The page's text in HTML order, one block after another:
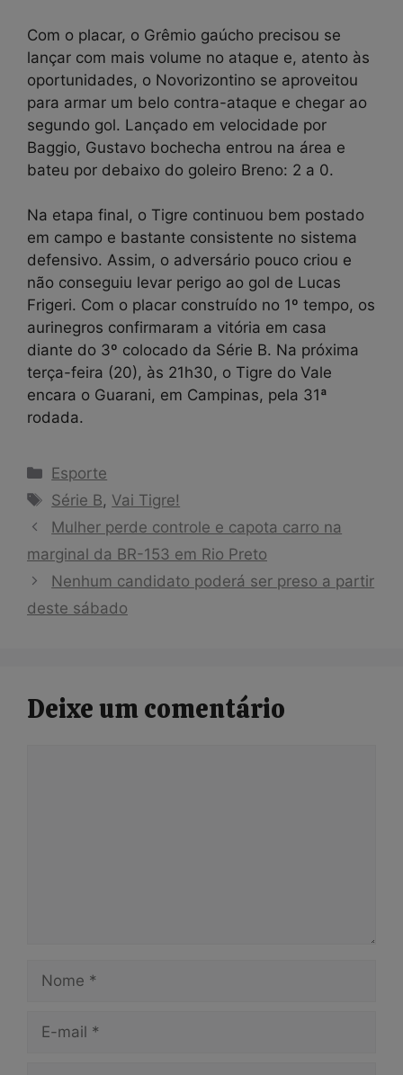
Com o placar, o Grêmio gaúcho precisou se
lançar com mais volume no ataque e, atento às
oportunidades, o Novorizontino se aproveitou
para armar um belo contra-ataque e chegar ao
segundo gol. Lançado em velocidade por
Baggio, Gustavo bochecha entrou na área e
bateu por debaixo do goleiro Breno: 2 a 0.
Na etapa final, o Tigre continuou bem postado
em campo e bastante consistente no sistema
defensivo. Assim, o adversário pouco criou e
não conseguiu levar perigo ao gol de Lucas
Frigeri. Com o placar construído no 1º tempo, os
aurinegros confirmaram a vitória em casa
diante do 3º colocado da Série B. Na próxima
terça-feira (20), às 21h30, o Tigre do Vale
encara o Guarani, em Campinas, pela 31ª
rodada.
Categorias
Esporte
Tags
Série B, Vai Tigre!
Mulher perde controle e capota carro na
marginal da BR-153 em Rio Preto
Nenhum candidato poderá ser preso a partir
deste sábado
Deixe um comentário
Nome